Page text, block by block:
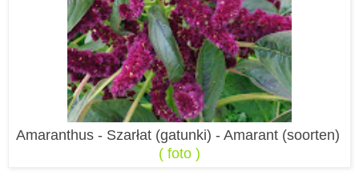
Amaranthus - Szarłat (gatunki) - Amarant (soorten)
( foto )